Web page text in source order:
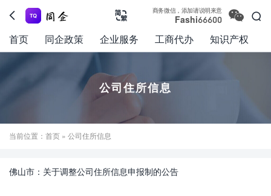
 
商务微信，添加请说明来意
Fashi66600 

首页 同企政策 企业服务 工商代办 知识产权
公司住所信息
当前位置： 首页 » 公司住所信息
佛山市：关于调整公司住所信息申报制的公告